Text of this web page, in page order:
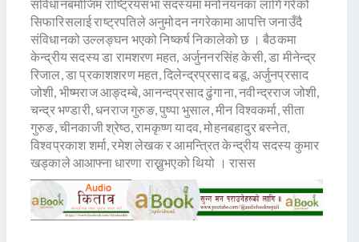
संविधानबमोजिम राष्ट्रियसभा सदस्यमा मनोनयनका लागि गरेको
सिफारिसलाई राष्ट्रपतिले अनुमोदन नगरेकामा आपत्ति जनाउँदै
संविधानको उल्लङ्घन भएको निष्कर्ष निकालेको छ । बैठकमा
केन्द्रीय सदस्य डा रामशरण महत, अर्जुननरसिंह केसी, डा मीनेन्द्र
रिजाल, डा प्रकाशशरण महत, दिलेन्द्रप्रसाद बडू, अर्जुनप्रसाद
जोशी, भीष्मराज आङ्दम्बे, आनन्दप्रसाद ढुंगाना, नवीन्द्रराज जोशी,
चन्द्र भण्डारी, धनराज गुरुङ, पुष्पा भुसाल, मीन विश्वकर्मा, सीता
गुरुङ, चीनकाजी श्रेष्ठ, रामकृष्ण यादव, मोहनबहादुर बस्नेत,
विश्वप्रकाश शर्मा, रमेश लेखक र आमन्त्रित केन्द्रीय सदस्य कुमार
खड्काले आआफ्ना धारणा राख्नुभएको थियो । रासस